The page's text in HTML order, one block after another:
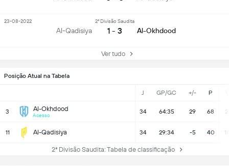
Posição Atual na Tabela
J GP/GC +/- P
3 Al-Okhdood
Acesso
34 64:35 29 68
11 Al-Qadisiya 34 29:34 -5 40
2ª Divisão Saudita: Tabela de classificação
Al-Qadisiya
2ª Divisão Saudita
1 - 3 Al-Okhdood
23-08-2022
Ver tudo